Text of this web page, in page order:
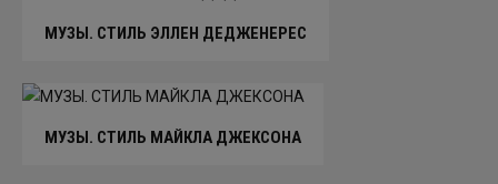
МУЗЫ. СТИЛЬ ЭЛЛЕН ДЕДЖЕНЕРЕС
МУЗЫ. СТИЛЬ МАЙКЛА ДЖЕКСОНА